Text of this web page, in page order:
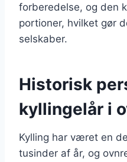
forberedelse, og den
portioner, hvilket gør
selskaber.
Historisk
kyllingelår i
Kylling har været en
tusinder af år, og